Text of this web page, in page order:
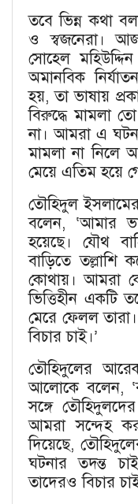
তবে ভিন্ন কথা
ও স্বজনেরা।
সোহেল
অমানবিক
হয়, তা ভাষায়
বিরুদ্ধে মামলা
না। আমরা এ
মামলা না নিলে
মেয়ে এতিম হয়ে
তৌহিদুল
বলেন, ‘আমার
হয়েছে। যৌথ
বাড়িতে তল্লাশি
কোথায়। আমরা
ভিত্তিহীন একটি
মেরে ফেলল
বিচার চাই।’
তৌহিদুলের
আলোকে বলেন,
সঙ্গে
আমরা সন্দেহ
দিয়েছে,
ঘটনার তদন্ত
তাদেরও বিচার